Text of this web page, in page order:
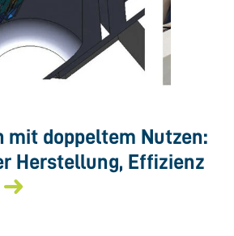
mit doppeltem Nutzen:
Herstellung, Effizienz